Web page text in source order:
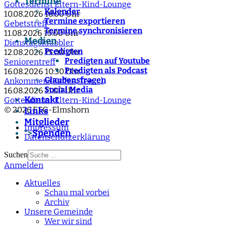
Kalender
Termine exportieren
Termine synchronisieren
Medien
Predigten
Predigten auf Youtube
Predigten als Podcast
Glaubensfragen
Social Media
Kontakt
Links
Mitglieder
">Spenden
Gottesdienst Eltern-Kind-Lounge
10.08.2026 18:00 Uhr
Gebetstreff
11.08.2026 15:00 Uhr
Dienstagskrabbler
12.08.2026 15:00 Uhr
Seniorentreff
16.08.2026 10:30 Uhr
Ankommen (Kaffee, Tee, ...)
16.08.2026 11:00 Uhr
Gottesdienst Eltern-Kind-Lounge
© 2026 EFG-Elmshorn
Impressum
Datenschutzerklärung
Suchen
Type 2 or more
Anmelden
Aktuelles
Schau mal vorbei
Archiv
Unsere Gemeinde
Wer wir sind